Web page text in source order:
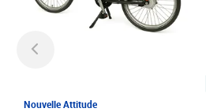
Nouvelle Attitude